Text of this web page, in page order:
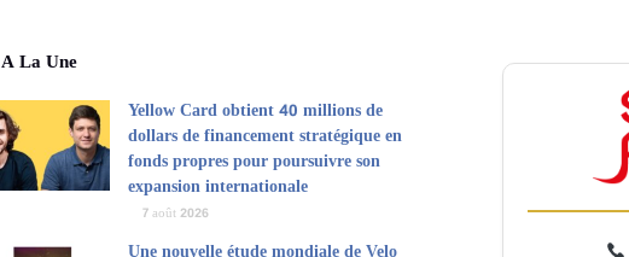
A La Une
Yellow Card obtient 40 millions de
dollars de financement stratégique en
fonds propres pour poursuivre son
expansion internationale
7 août 2026